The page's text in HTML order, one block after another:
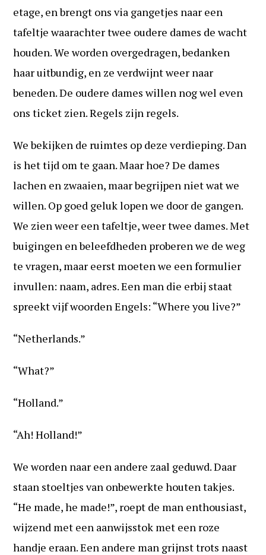
etage, en brengt ons via gangetjes naar een
tafeltje waarachter twee oudere dames de wacht
houden. We worden overgedragen, bedanken
haar uitbundig, en ze verdwijnt weer naar
beneden. De oudere dames willen nog wel even
ons ticket zien. Regels zijn regels.
We bekijken de ruimtes op deze verdieping. Dan
is het tijd om te gaan. Maar hoe? De dames
lachen en zwaaien, maar begrijpen niet wat we
willen. Op goed geluk lopen we door de gangen.
We zien weer een tafeltje, weer twee dames. Met
buigingen en beleefdheden proberen we de weg
te vragen, maar eerst moeten we een formulier
invullen: naam, adres. Een man die erbij staat
spreekt vijf woorden Engels: “Where you live?”
“Netherlands.”
“What?”
“Holland.”
“Ah! Holland!”
We worden naar een andere zaal geduwd. Daar
staan stoeltjes van onbewerkte houten takjes.
“He made, he made!”, roept de man enthousiast,
wijzend met een aanwijsstok met een roze
handje eraan. Een andere man grijnst trots naast